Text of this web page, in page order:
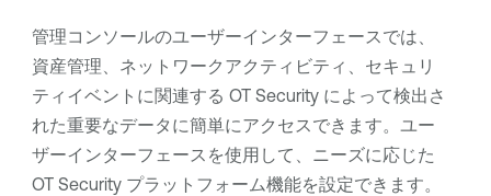
管理コンソールのユーザーインターフェースでは、
資産管理、ネットワークアクティビティ、セキュリ
ティイベントに関連する OT Securityによって検出さ
れた重要なデータに簡単にアクセスできます。ユー
ザーインターフェースを使用して、ニーズに応じた
OT Securityプラットフォーム機能を設定できます。